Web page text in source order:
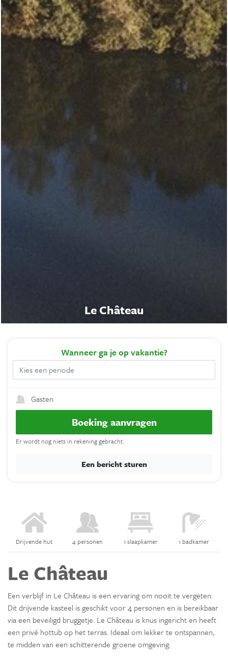
Le Château
Drijvende hut 4 personen 1 slaapkamer 1 badkamer
Le Château
Een verblijf in Le Château is een ervaring om nooit te vergeten.
Dit drijvende kasteel is geschikt voor 4 personen en is bereikbaar
via een beveiligd bruggetje. Le Château is knus ingericht en heeft
een privé hottub op het terras. Ideaal om lekker te ontspannen,
te midden van een schitterende groene omgeving.
Wanneerga je op vakantie?
Gasten
Boeking aanvragen
Er wordt nog niets in rekening gebracht.
Een bericht sturen